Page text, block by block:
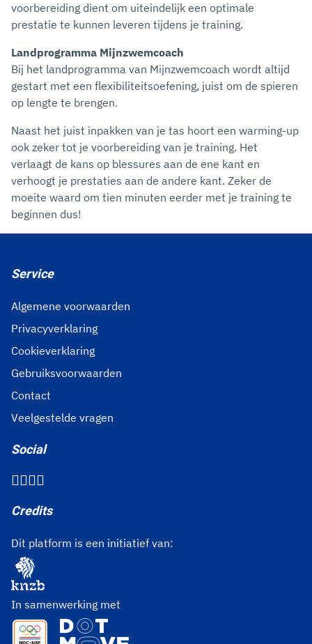
voorbereiding dient om uiteindelijk een optimale
prestatie te kunnen leveren tijdens je training.
Landprogramma Mijnzwemcoach
Bij het landprogramma van Mijnzwemcoach wordt altijd
gestart met een flexibiliteitsoefening, juist om de spieren
op lengte te brengen.
Naast het juist inpakken van je tas hoort een warming-up
ook zeker tot je voorbereiding van je training. Het
verlaagt de kans op blessures aan de ene kant en
verhoogt je prestaties aan de andere kant. Zeker de
moeite waard om tien minuten eerder met je training te
beginnen dus!
Service
Algemene voorwaarden
Privacyverklaring
Cookieverklaring
Gebruiksvoorwaarden
Contact
Veelgestelde vragen
Social
Credits
Dit platform is een initiatief van:
In samenwerking met